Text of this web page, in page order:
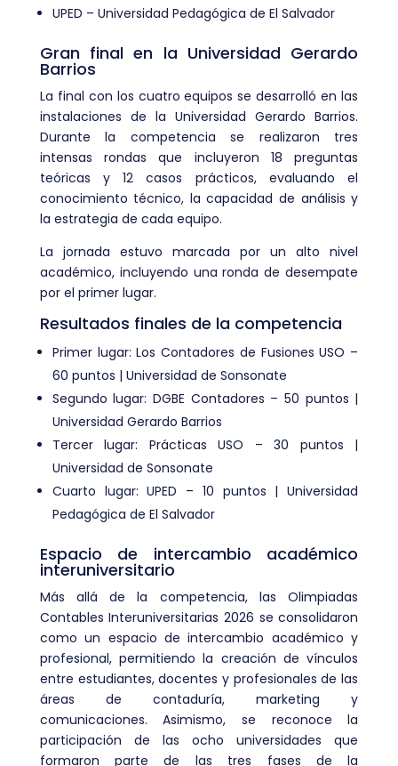
UPED – Universidad Pedagógica de El Salvador
Gran final en la Universidad Gerardo
Barrios
La final con los cuatro equipos se desarrolló en las
instalaciones de la Universidad Gerardo Barrios.
Durante la competencia se realizaron tres
intensas rondas que incluyeron 18 preguntas
teóricas y 12 casos prácticos, evaluando el
conocimiento técnico, la capacidad de análisis y
la estrategia de cada equipo.
La jornada estuvo marcada por un alto nivel
académico, incluyendo una ronda de desempate
por el primer lugar.
Resultados finales de la competencia
Primer lugar: Los Contadores de Fusiones USO –
60 puntos | Universidad de Sonsonate
Segundo lugar: DGBE Contadores – 50 puntos |
Universidad Gerardo Barrios
Tercer lugar: Prácticas USO – 30 puntos |
Universidad de Sonsonate
Cuarto lugar: UPED – 10 puntos | Universidad
Pedagógica de El Salvador
Espacio de intercambio académico
interuniversitario
Más allá de la competencia, las Olimpiadas
Contables Interuniversitarias 2026 se consolidaron
como un espacio de intercambio académico y
profesional, permitiendo la creación de vínculos
entre estudiantes, docentes y profesionales de las
áreas de contaduría, marketing y
comunicaciones. Asimismo, se reconoce la
participación de las ocho universidades que
formaron parte de las tres fases de la